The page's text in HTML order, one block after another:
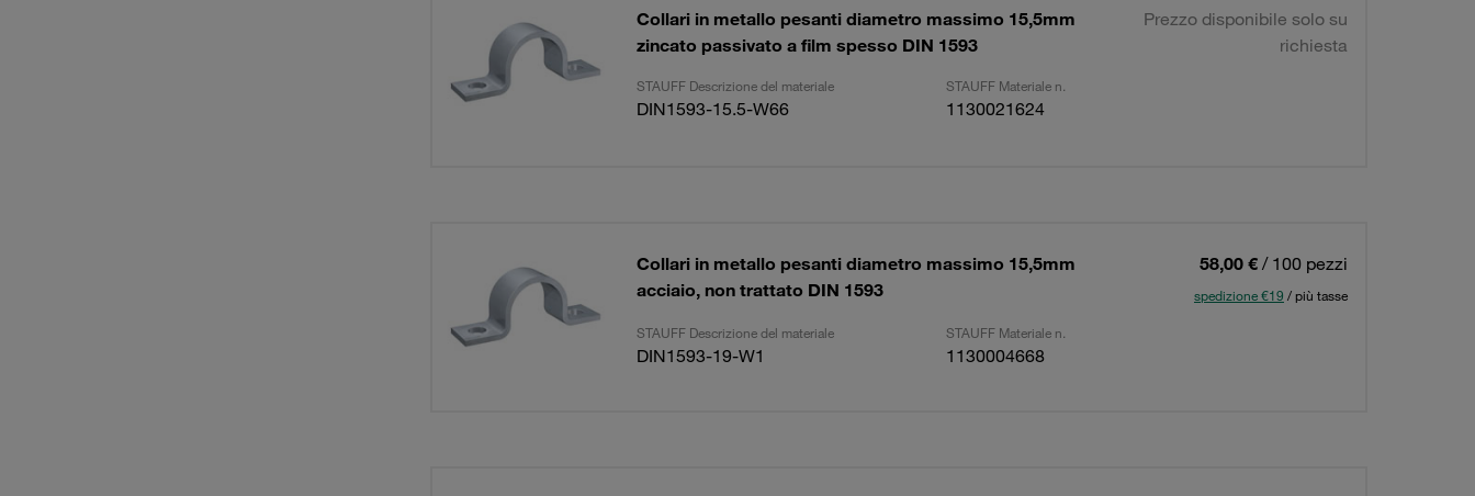
Collari in metallo pesanti diametro massimo 15,5mm
zincato passivato a film spesso DIN 1593
Prezzo disponibile solo su
richiesta
STAUFF Descrizione del materiale STAUFF Materiale n.
DIN1593-15.5-W66 1130021624
Collari in metallo pesanti diametro massimo 15,5mm
acciaio, non trattato DIN 1593
58,00 € / 100 pezzi
spedizione €19 / più tasse
STAUFF Descrizione del materiale STAUFF Materiale n.
DIN1593-19-W1 1130004668